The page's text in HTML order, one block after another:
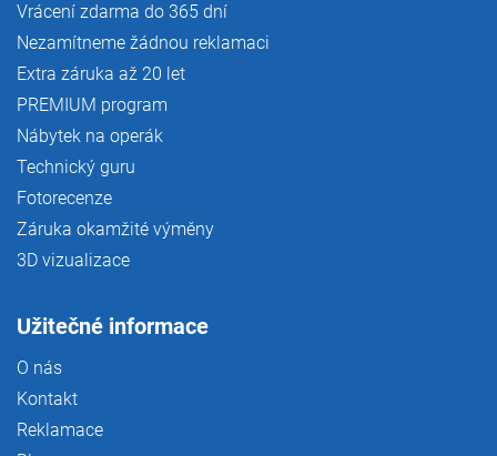
Vrácení zdarma do 365 dní
Nezamítneme žádnou reklamaci
Extra záruka až 20 let
PREMIUM program
Nábytek na operák
Technický guru
Fotorecenze
Záruka okamžité výměny
3D vizualizace
Užitečné informace
O nás
Kontakt
Reklamace